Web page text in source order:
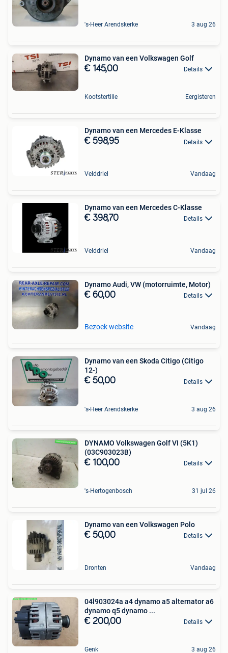
's-Heer Arendskerke 3 aug 26
Dynamo van een Volkswagen Golf
€ 145,00 Details
Kootstertille Eergisteren
Dynamo van een Mercedes E-Klasse
€ 598,95 Details
Velddriel Vandaag
Dynamo van een Mercedes C-Klasse
€ 398,70 Details
Velddriel Vandaag
Dynamo Audi, VW (motorruimte, Motor)
€ 60,00 Details
Bezoek website Vandaag
Dynamo van een Skoda Citigo (Citigo
12-)
€ 50,00 Details
's-Heer Arendskerke 3 aug 26
DYNAMO Volkswagen Golf VI (5K1)
(03C903023B)
€ 100,00 Details
's-Hertogenbosch 31 jul 26
Dynamo van een Volkswagen Polo
€ 50,00 Details
Dronten Vandaag
04l903024a a4 dynamo a5 alternator a6
dynamo q5 dynamo ...
€ 200,00 Details
Genk 3 aug 26